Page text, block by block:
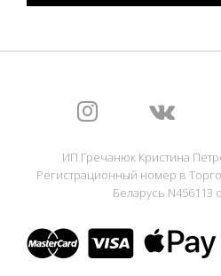
ИП Гречанюк Кристина
Регистрационный номер в
Беларусь N456113